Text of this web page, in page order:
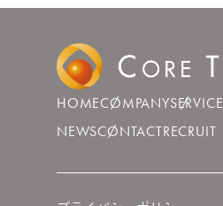
HOMECOMPANYSERVICE
NEWSCONTACTRECRUIT